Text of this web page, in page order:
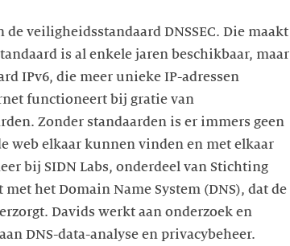
veiligheidsstandaard DNSSEC. Die maakt
is al enkele jaren beschikbaar, maar
IPv6, die meer unieke IP-adressen
functioneert bij gratie van
Zonder standaarden is er immers geen
web elkaar kunnen vinden en met elkaar
bij SIDN Labs, onderdeel van Stichting
het Domain Name System (DNS), dat de
Davids werkt aan onderzoek en
DNS-data-analyse en privacybeheer.